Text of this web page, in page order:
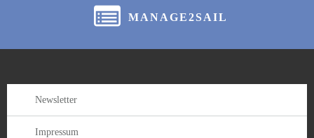
MANAGE2SAIL
Newsletter
Impressum